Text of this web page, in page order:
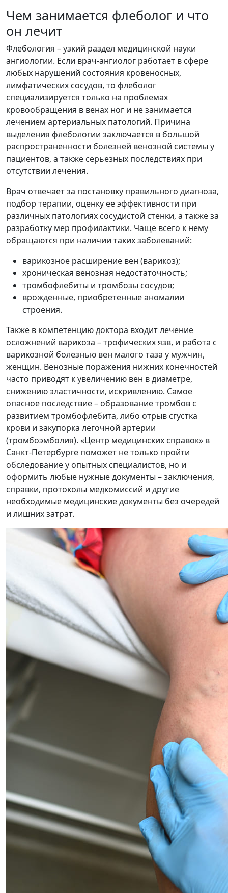
Чем занимается флеболог и что
он лечит
Флебология – узкий раздел медицинской науки
ангиологии. Если врач-ангиолог работает в сфере
любых нарушений состояния кровеносных,
лимфатических сосудов, то флеболог
специализируется только на проблемах
кровообращения в венах ног и не занимается
лечением артериальных патологий. Причина
выделения флебологии заключается в большой
распространенности болезней венозной системы у
пациентов, а также серьезных последствиях при
отсутствии лечения.
Врач отвечает за постановку правильного диагноза,
подбор терапии, оценку ее эффективности при
различных патологиях сосудистой стенки, а также за
разработку мер профилактики. Чаще всего к нему
обращаются при наличии таких заболеваний:
варикозное расширение вен (варикоз);
хроническая венозная недостаточность;
тромбофлебиты и тромбозы сосудов;
врожденные, приобретенные аномалии
строения.
Также в компетенцию доктора входит лечение
осложнений варикоза – трофических язв, и работа с
варикозной болезнью вен малого таза у мужчин,
женщин. Венозные поражения нижних конечностей
часто приводят к увеличению вен в диаметре,
снижению эластичности, искривлению. Самое
опасное последствие – образование тромбов с
развитием тромбофлебита, либо отрыв сгустка
крови и закупорка легочной артерии
(тромбоэмболия). «Центр медицинских справок» в
Санкт-Петербурге поможет не только пройти
обследование у опытных специалистов, но и
оформить любые нужные документы – заключения,
справки, протоколы медкомиссий и другие
необходимые медицинские документы без очередей
и лишних затрат.